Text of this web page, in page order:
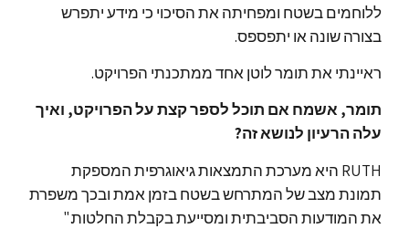
ללוחמים בשטח ומפחיתה את הסיכוי כי מידע יתפרש
בצורה שונה או יתפספס.
ראיינתי את תומר לוטן אחד ממתכנתי הפרויקט.
תומר, אשמח אם תוכל לספר קצת על הפרויקט, ואיך
עלה הרעיון לנושא זה?
RUTH היא מערכת התמצאות גיאוגרפית המספקת
תמונת מצב של המתרחש בשטח בזמן אמת ובכך משפרת
את המודעות הסביבתית ומסייעת בקבלת החלטות."